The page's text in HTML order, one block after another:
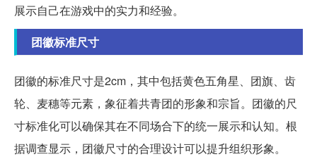
展示自己在游戏中的实力和经验。
团徽标准尺寸
团徽的标准尺寸是2cm，其中包括黄色五角星、团旗、齿
轮、麦穗等元素，象征着共青团的形象和宗旨。团徽的尺
寸标准化可以确保其在不同场合下的统一展示和认知。根
据调查显示，团徽尺寸的合理设计可以提升组织形象。